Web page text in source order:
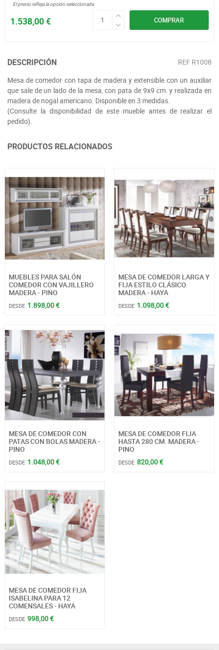
COMPRAR
1.538,00 €
El precio refleja la opción seleccionada
DESCRIPCIÓN REF R1008
Mesa de comedor con tapa de madera y extensible con un auxiliar
que sale de un lado de la mesa, con pata de 9x9 cm. y realizada en
madera de nogal americano. Disponible en 3 medidas.
(Consulte la disponibilidad de este mueble antes de realizar el
pedido).
PRODUCTOS RELACIONADOS
MUEBLES PARA SALÓN
COMEDOR CON VAJILLERO
MADERA - PINO
DESDE 1.898,00 €
MESA DE COMEDOR LARGA Y
FIJA ESTILO CLÁSICO
MADERA - HAYA
DESDE 1.098,00 €
MESA DE COMEDOR CON
PATAS CON BOLAS MADERA -
PINO
DESDE 1.048,00 €
MESA DE COMEDOR FIJA
HASTA 280 CM. MADERA -
PINO
DESDE 820,00 €
MESA DE COMEDOR FIJA
ISABELINA PARA 12
COMENSALES - HAYA
DESDE 998,00 €